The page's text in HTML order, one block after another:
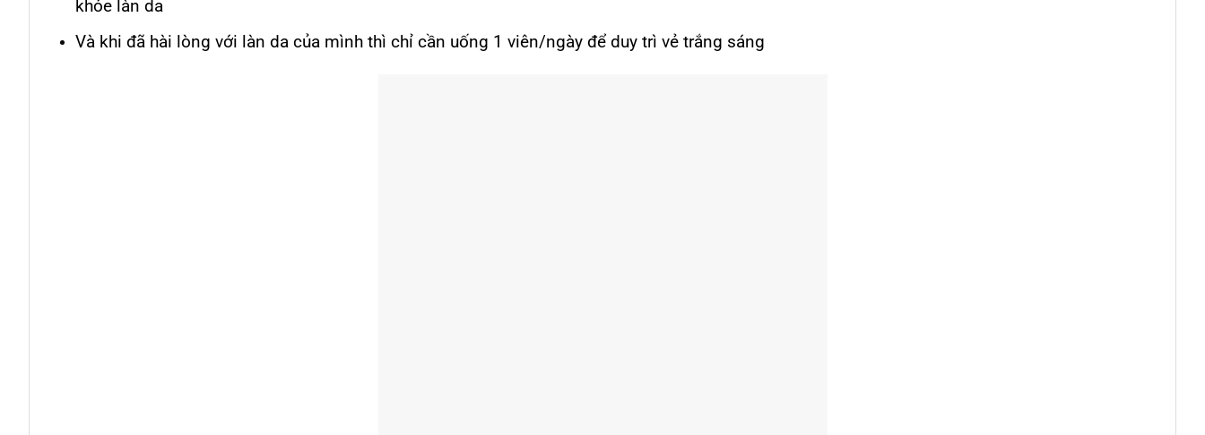
khỏe làn da
Và khi đã hài lòng với làn da của mình thì chỉ cần uống 1 viên/ngày để duy trì vẻ trắng sáng